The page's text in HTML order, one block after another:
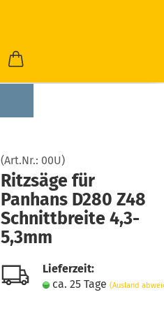
(Art.Nr.: 00U)
Ritzsäge für
Panhans D280 Z48
Schnittbreite 4,3-
5,3mm
Lieferzeit:
ca. 25 Tage (Ausland